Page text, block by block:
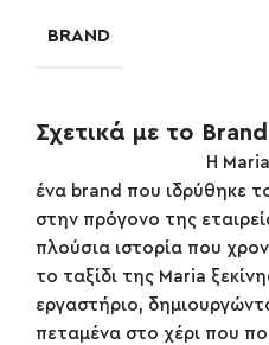
BRAND
Σχετικά με το Brand
Η
ένα brand που ιδρύθηκε
στην πρόγονο της
πλούσια ιστορία που
το ταξίδι της Maria
εργαστήριο,
πεταμένα στο χέρι που